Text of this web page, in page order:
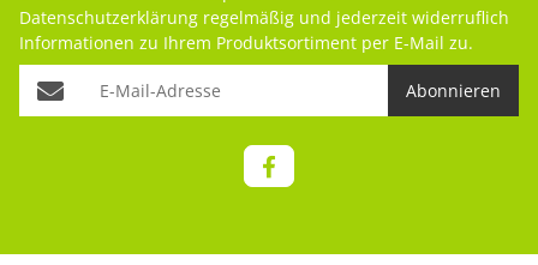
Datenschutzerklärung regelmäßig und jederzeit widerruflich
Informationen zu Ihrem Produktsortiment per E-Mail zu.
Abonnieren